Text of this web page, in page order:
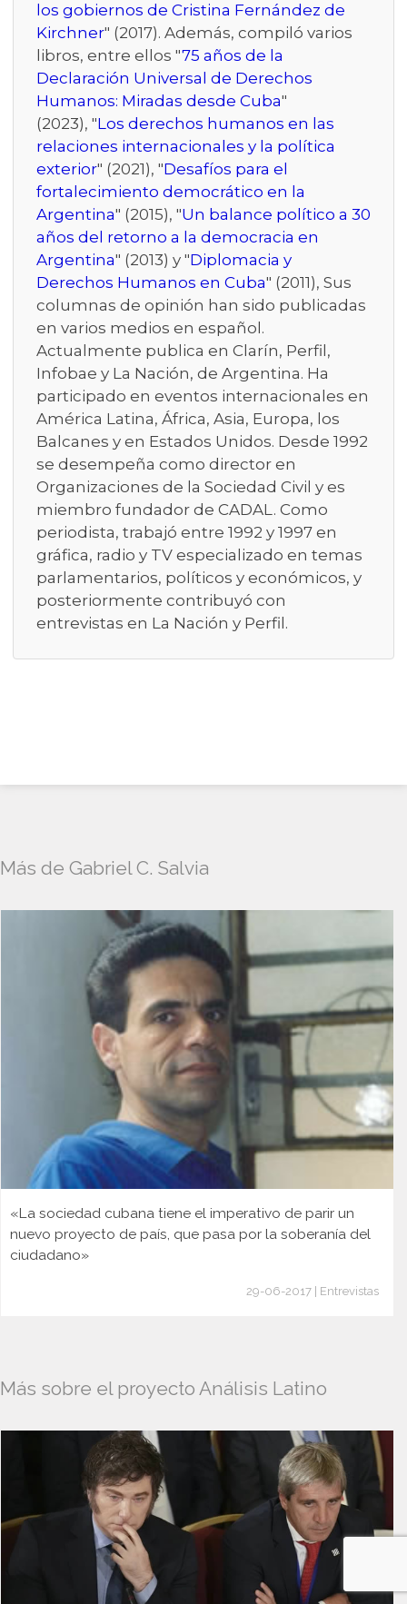
los gobiernos de Cristina Fernández de
Kirchner" (2017). Además, compiló varios
libros, entre ellos "75 años de la
Declaración Universal de Derechos
Humanos: Miradas desde Cuba"
(2023), "Los derechos humanos en las
relaciones internacionales y la política
exterior" (2021), "Desafíos para el
fortalecimiento democrático en la
Argentina" (2015), "Un balance político a 30
años del retorno a la democracia en
Argentina" (2013) y "Diplomacia y
Derechos Humanos en Cuba" (2011), Sus
columnas de opinión han sido publicadas
en varios medios en español.
Actualmente publica en Clarín, Perfil,
Infobae y La Nación, de Argentina. Ha
participado en eventos internacionales en
América Latina, África, Asia, Europa, los
Balcanes y en Estados Unidos. Desde 1992
se desempeña como director en
Organizaciones de la Sociedad Civil y es
miembro fundador de CADAL. Como
periodista, trabajó entre 1992 y 1997 en
gráfica, radio y TV especializado en temas
parlamentarios, políticos y económicos, y
posteriormente contribuyó con
entrevistas en La Nación y Perfil.
Más de Gabriel C. Salvia
«La sociedad cubana tiene el imperativo de parir un
nuevo proyecto de país, que pasa por la soberanía del
ciudadano»
29-06-2017 | Entrevistas
Más sobre el proyecto Análisis Latino